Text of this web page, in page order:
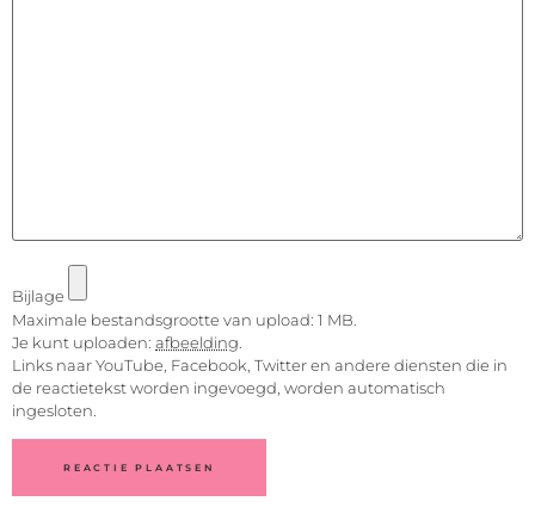
Bijlage
Maximale bestandsgrootte van upload: 1 MB.
Je kunt uploaden: afbeelding
Links naar YouTube, Facebook, Twitter en andere diensten die in
de reactietekst worden ingevoegd, worden automatisch
ingesloten.